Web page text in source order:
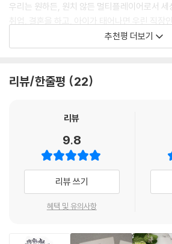
7부. 아무리 급해도 간과하면 안 되는 것
01. 융통성과 원칙 사이에 놓일 때
02. 믿을 놈이 없어 외로운 날엔
04. 왠지 모를 찜찜함이 몰려올 때
07. 당신의 판단을 의심하라
08. 타인의 눈에 피눈물 나게 하면
09. 순간을 모면하려다
10. 정신적 자해를 할 때
8부. 이미 백수이거나 백수가 되고싶은 당신에
01. 백수의 특권
03. 백수도 힐링이 필요해
쉼터를 제공한다. 집에서는 가장으로, 또는 주부
는 서포터로써 무거운 책임감을 어깨에 짊어지
감당하느라 마음 한편에선 곪아가고 있는지도
아가고 있는 당신에게 이 책은 힐링타임을 선사
이런분들게 이 책을 추천합니다!
2. 사람 때문에 극도의 스트레스를 받을 때 #
3. 일과의 권태기가 찾아온 분 #진로고민#이
4. 백수 or 백수 희망자 #백수의특권#자존
과연 이 세상 모든 사람들이 동시에 웃을 수 있
보았다. 불가능한 일이지만 정말 1초 또는 2초
하려면 우리 모두가 타인을 먼저 생각하는 배
우리는 원하든, 원치 않든 멀티플레이어로서 세
취업, 결혼을 하고, 아이가 태어나면 우린 직장
할이 더해진다. 어느 날 무게감에 지쳐있는 나
로를 갈망하게 된다. 이 책은 온전히 나를 생각
활에 정점에 있는 50대까지 모두 공감하며 따뜻
전엔 회사 일로 힘들 때면 연인에게 괜한 화풀
술을 기울이며 신세를 한탄하기도 했지만, 어느
것도 하고 싶지 않았다. 그런 날이면 집에서 조
보내곤 했는데 이 책은 누구나 살면서 한번쯤
이야기로 독자의 마음을 공감해주고 안아준다.
- 이민주 (삼성바이오로직스)
추천평 더보기
리뷰/한줄평 22
리뷰
9.8
리뷰 쓰기
혜택 및 유의사항